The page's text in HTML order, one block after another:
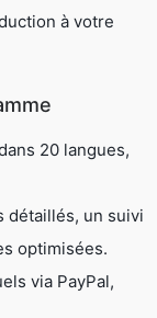
à votre
20 langues,
détaillés, un suivi
optimisées.
via PayPal,